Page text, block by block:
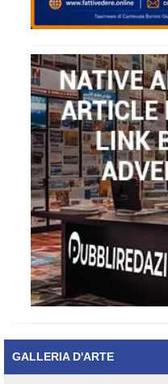
GALLERIA D'ARTE